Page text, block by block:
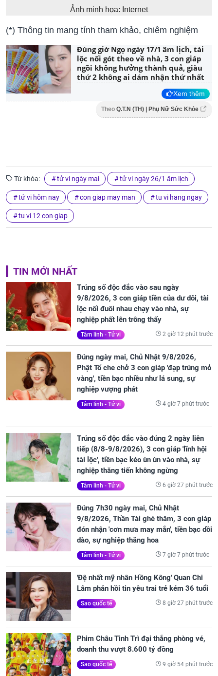
Ảnh minh họa: Internet
(*) Thông tin mang tính tham khảo, chiêm nghiệm
Đúng giờ Ngọ ngày 17/1 âm lịch, tài
lộc nối gót theo về nhà, 3 con giáp
ngồi không hưởng thành quả, giàu
thứ 2 không ai dám nhận thứ nhất
Xem thêm
Theo Q.T.N (TH) | Phụ Nữ Sức Khỏe
Từ khóa: tử vi ngày mai tử vi ngày 26/1 âm lịch
tử vi hôm nay con giap may man tu vi hang ngay
tu vi 12 con giap
TIN MỚI NHẤT
Trúng số độc đắc vào sau ngày
9/8/2026, 3 con giáp tiền của dư dôi, tài
lộc nối đuôi nhau chạy vào nhà, sự
nghiệp phất lên trông thấy
Tâm linh - Tử vi 2 giờ 12 phút trước
Đúng ngày mai, Chủ Nhật 9/8/2026,
Phật Tổ che chở 3 con giáp 'đạp trúng mỏ
vàng', tiền bạc nhiều như lá sung, sự
nghiệp vượng phát
Tâm linh - Tử vi 4 giờ 7 phút trước
Trúng số độc đắc vào đúng 2 ngày liên
tiếp (8/8-9/8/2026), 3 con giáp 'lĩnh hội
tài lộc', tiền bạc kéo ùn ùn vào nhà, sự
nghiệp thăng tiến không ngừng
Tâm linh - Tử vi 6 giờ 27 phút trước
Đúng 7h30 ngày mai, Chủ Nhật
9/8/2026, Thần Tài ghé thăm, 3 con giáp
đón nhận 'cơn mưa may mắn', tiền bạc dồi
dào, sự nghiệp thăng hoa
Tâm linh - Tử vi 7 giờ 7 phút trước
'Đệ nhất mỹ nhân Hồng Kông' Quan Chi
Lâm phản hồi tin yêu trai trẻ kém 36 tuổi
Sao quốc tế 8 giờ 27 phút trước
Phim Châu Tinh Trì đại thắng phòng vé,
doanh thu vượt 8.600 tỷ đồng
Sao quốc tế 9 giờ 54 phút trước